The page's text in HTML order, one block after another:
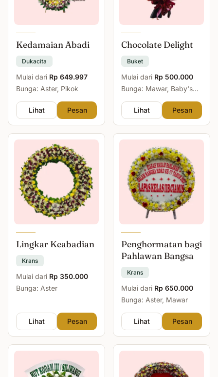
Kedamaian Abadi
Dukacita
Mulai dari Rp 649.997
Bunga: Aster, Pikok
Lihat Pesan
Chocolate Delight
Buket
Mulai dari Rp 500.000
Bunga: Mawar, Baby's
Lihat
Pesan
Lingkar Keabadian
Krans
Mulai dari Rp 350.000
Bunga: Aster
Lihat Pesan
Penghormatan bagi
Pahlawan Bangsa
Krans
Mulai dari Rp 650.000
Bunga: Aster, Mawar
Lihat Pesan